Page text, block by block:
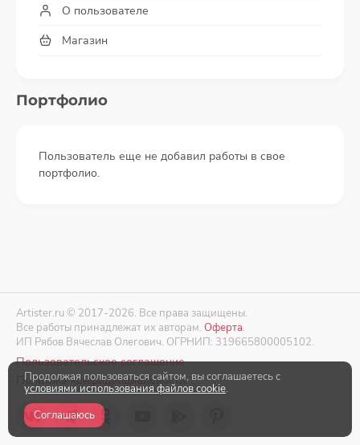
О пользователе
Магазин
Портфолио
Пользователь еще не добавил работы в свое
портфолио.
Artister.ru © 2017-2026. Все права защищены.
Все работы принадлежат их авторам. Оферта.
ИП Рябов Вячеслав Олегович. ОГРНИП: 319665800005102.
Пользовательское соглашение
Политика конфиденциальности
Продолжая пользоваться сайтом, вы соглашаетесь с
условиями использования файлов cookie.
Соглашаюсь